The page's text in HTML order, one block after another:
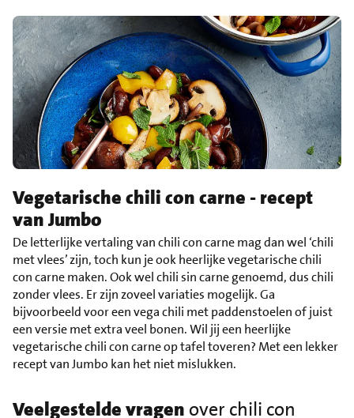
Vegetarische chili con carne - recept
van Jumbo
De letterlijke vertaling van chili con carne mag dan wel ‘chili
met vlees’ zijn, toch kun je ook heerlijke vegetarische chili
con carne maken. Ook wel chili sin carne genoemd, dus chili
zonder vlees. Er zijn zoveel variaties mogelijk. Ga
bijvoorbeeld voor een vega chili met paddenstoelen of juist
een versie met extra veel bonen. Wil jij een heerlijke
vegetarische chili con carne op tafel toveren? Met een lekker
recept van Jumbo kan het niet mislukken.
Veelgestelde vragen over chili con